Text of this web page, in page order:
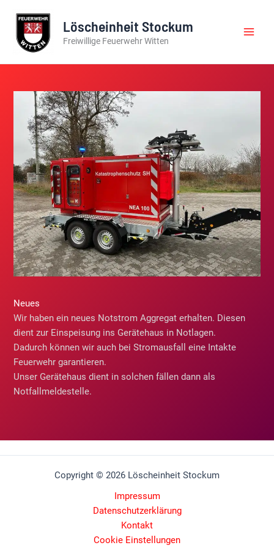
Inhalt
springen
Löscheinheit Stockum
Freiwillige Feuerwehr Witten
Neues
Wir haben ein neues Notstrom Aggregat erhalten. Diesen
dient zur Einspeisung ins Gerätehaus in Notlagen.
Dadurch können wir auch bei Stromausfall eine Intakte
Feuerwehr garantieren.
Unser Gerätehaus dient in solchen fällen dann als
Notfallmeldestelle.
Copyright © 2026 Löscheinheit Stockum
Impressum
Datenschutzerklärung
Kontakt
Cookie Einstellungen